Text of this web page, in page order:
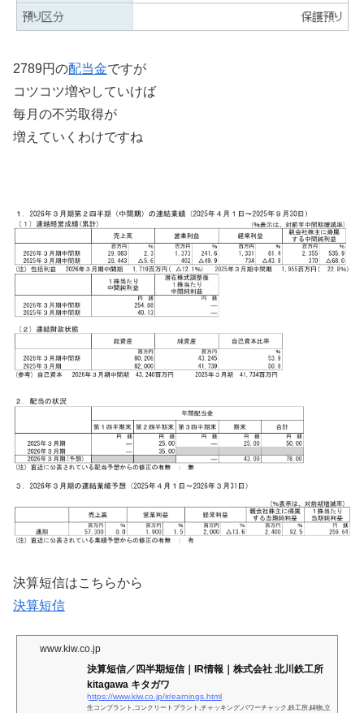
2789円の配当金ですが
コツコツ増やしていけば
毎月の不労取得が
増えていくわけですね
決算短信はこちらから
決算短信
www.kiw.co.jp
決算短信／四半期短信｜IR情報｜株式会社 北川鉄工所
kitagawa キタガワ
https://www.kiw.co.jp/ir/earnings.html
生コンプラント,コンクリートプラント,チャッキング,パワーチャック,鉄工所,鋳物,立